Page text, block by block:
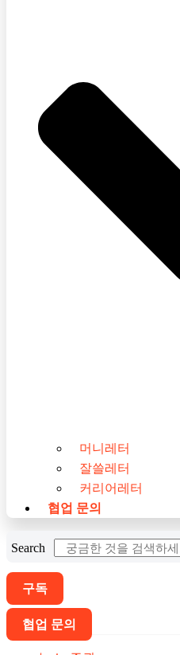
머니레터
잘쓸레터
커리어레터
협업 문의
Search
구독
협업 문의